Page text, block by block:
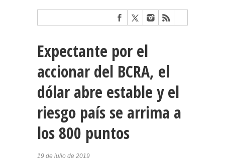
Expectante por el
accionar del BCRA, el
dólar abre estable y el
riesgo país se arrima a
los 800 puntos
19 de julio de 2019